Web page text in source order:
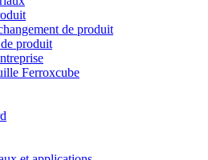
de produit
produit
Ferroxcube